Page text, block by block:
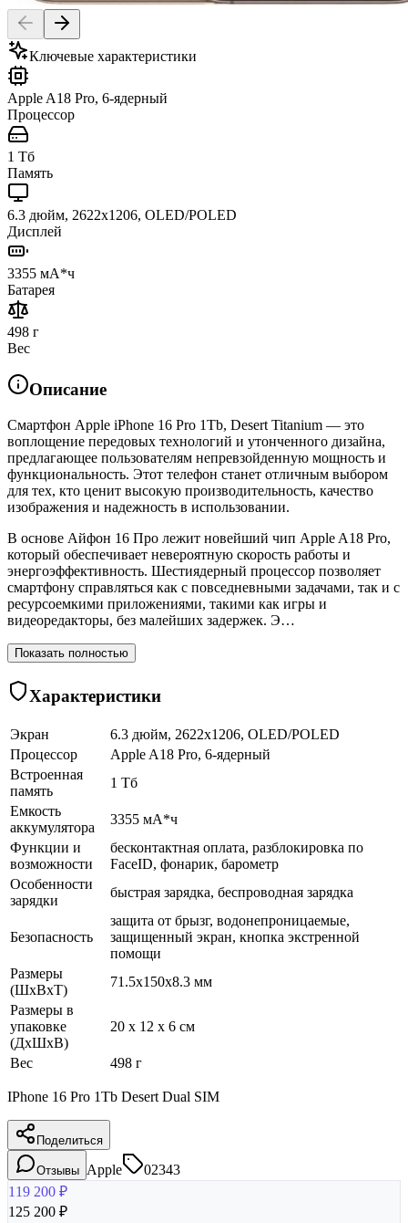
Ключевые характеристики
Apple A18 Pro, 6-ядерный
Процессор
1 Тб
Память
6.3 дюйм, 2622x1206, OLED/POLED
Дисплей
3355 мА*ч
Батарея
498 г
Вес
Описание
Смартфон Apple iPhone 16 Pro 1Tb, Desert Titanium — это
воплощение передовых технологий и утонченного дизайна,
предлагающее пользователям непревзойденную мощность и
функциональность. Этот телефон станет отличным выбором
для тех, кто ценит высокую производительность, качество
изображения и надежность в использовании.
В основе Айфон 16 Про лежит новейший чип Apple A18 Pro,
который обеспечивает невероятную скорость работы и
энергоэффективность. Шестиядерный процессор позволяет
смартфону справляться как с повседневными задачами, так и с
ресурсоемкими приложениями, такими как игры и
видеоредакторы, без малейших задержек. Э…
Показать полностью
Характеристики
Экран
6.3 дюйм, 2622x1206, OLED/POLED
Процессор
Apple A18 Pro, 6-ядерный
Встроенная
память
1 Тб
Емкость
аккумулятора
3355 мА*ч
Функции и
возможности
бесконтактная оплата, разблокировка по
FaceID, фонарик, барометр
Особенности
зарядки
быстрая зарядка, беспроводная зарядка
Безопасность
защита от брызг, водонепроницаемые,
защищенный экран, кнопка экстренной
помощи
Размеры
(ШхВхТ)
71.5x150x8.3 мм
Размеры в
упаковке
(ДхШхВ)
20 x 12 x 6 см
Вес 498 г
IPhone 16 Pro 1Tb Desert Dual SIM
Поделиться
Отзывы Apple
02343
119 200 ₽
125 200 ₽